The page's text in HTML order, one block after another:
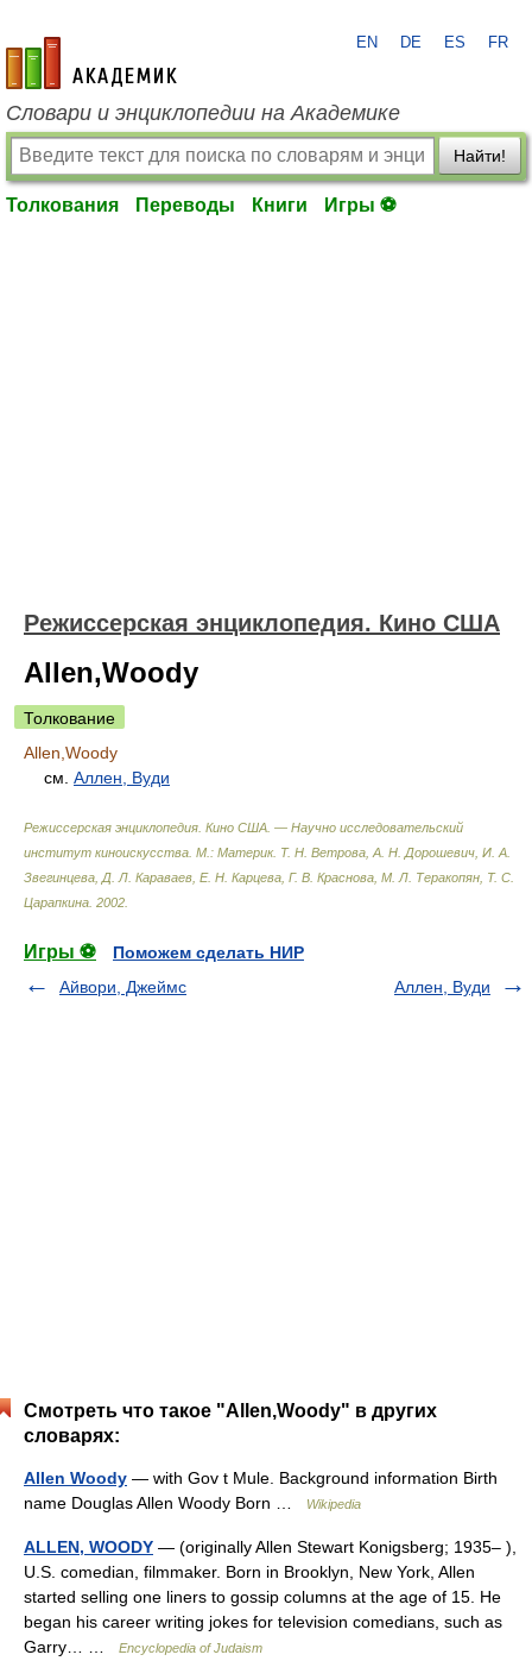
academic.ru
EN DE ES FR
Словари и энциклопедии на Академике
Найти!
Толкования Переводы Книги Игры ⚽
Режиссерская энциклопедия. Кино США
Allen,Woody
Толкование
Allen,Woody
см. Аллен, Вуди
Режиссерская энциклопедия. Кино США. — Научно исследовательский
институт киноискусства. М.: Материк. Т. Н. Ветрова, А. Н. Дорошевич, И. А.
Звегинцева, Д. Л. Караваев, Е. Н. Карцева, Г. В. Краснова, М. Л. Теракопян, Т. С.
Царапкина 2002
Игры ⚽
Поможем сделать НИР
Айвори, Джеймс
Аллен, Вуди
Смотреть что такое "Allen,Woody" в других
словарях:
Allen Woody — with Gov t Mule. Background information Birth
name Douglas Allen Woody Born …
Wikipedia
ALLEN, WOODY — (originally Allen Stewart Konigsberg; 1935– ),
U.S. comedian, filmmaker. Born in Brooklyn, New York, Allen
started selling one liners to gossip columns at the age of 15. He
began his career writing jokes for television comedians, such as
Garry… …
Encyclopedia of Judaism